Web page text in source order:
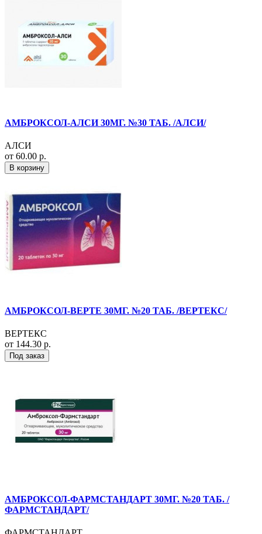
АМБРОКСОЛ-АЛСИ 30МГ. №30 ТАБ. /АЛСИ/
АЛСИ
от 60.00 р.
В корзину
АМБРОКСОЛ-ВЕРТЕ 30МГ. №20 ТАБ. /ВЕРТЕКС/
ВЕРТЕКС
от 144.30 р.
Под заказ
АМБРОКСОЛ-ФАРМСТАНДАРТ 30МГ. №20 ТАБ. /
ФАРМСТАНДАРТ/